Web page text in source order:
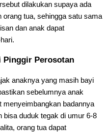
dilakukan supaya ada
orang tua, sehingga satu sama
dan anak dapat
Pinggir Perosotan
anaknya yang masih bayi
sebelumnya anak
menyeimbangkan badannya
bisa duduk tegak di umur 6-8
orang tua dapat